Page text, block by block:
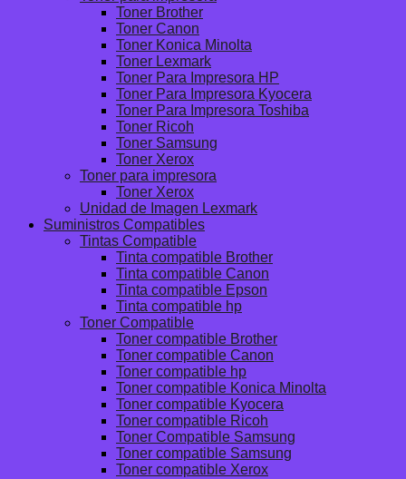
Toner Brother
Toner Canon
Toner Konica Minolta
Toner Lexmark
Toner Para Impresora HP
Toner Para Impresora Kyocera
Toner Para Impresora Toshiba
Toner Ricoh
Toner Samsung
Toner Xerox
Toner para impresora
Toner Xerox
Unidad de Imagen Lexmark
Suministros Compatibles
Tintas Compatible
Tinta compatible Brother
Tinta compatible Canon
Tinta compatible Epson
Tinta compatible hp
Toner Compatible
Toner compatible Brother
Toner compatible Canon
Toner compatible hp
Toner compatible Konica Minolta
Toner compatible Kyocera
Toner compatible Ricoh
Toner Compatible Samsung
Toner compatible Samsung
Toner compatible Xerox